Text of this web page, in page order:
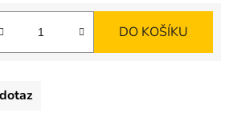
DO KOŠÍKU